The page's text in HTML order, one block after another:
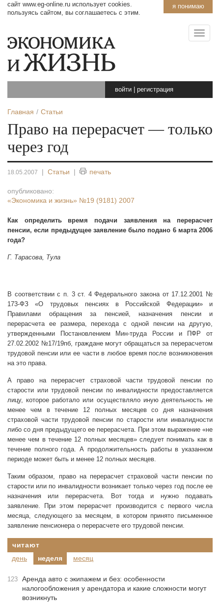
я понимаю
сайт www.eg-online.ru использует cookies.
пользуясь сайтом, вы соглашаетесь с этим.
войти регистрация
Главная Статьи
Право на перерасчет — только
через год
18.05.2007 | Статьи | печать
опубликовано:
«Экономика и жизнь» №19 (9181) 2007
Как определить время подачи заявления на перерасчет
пенсии, если предыдущее заявление было подано 6 марта 2006
года?
Г. Тарасова, Тула
В соответствии с п. 3 ст. 4 Федерального закона от 17.12.2001 №
173-ФЗ «О трудовых пенсиях в Российской Федерации» и
Правилами обращения за пенсией, назначения пенсии и
перерасчета ее размера, перехода с одной пенсии на другую,
утвержденными Постановлением Мин-труда России и ПФР от
27.02.2002 №17/19пб, граждане могут обращаться за перерасчетом
трудовой пенсии или ее части в любое время после возникновения
на это права.
А право на перерасчет страховой части трудовой пенсии по
старости или трудовой пенсии по инвалидности предоставляется
лицу, которое работало или осуществляло иную деятельность не
менее чем в течение 12 полных месяцев со дня назначения
страховой части трудовой пенсии по старости или инвалидности
либо со дня предыдущего ее перерасчета. При этом выражение «не
менее чем в течение 12 полных месяцев» следует понимать как в
течение полного года. А продолжительность работы в указанном
периоде может быть и менее 12 полных месяцев.
Таким образом, право на перерасчет страховой части пенсии по
старости или по инвалидности возникает только через год после ее
назначения или перерасчета. Вот тогда и нужно подавать
заявление. При этом перерасчет производится с первого числа
месяца, следующего за месяцем, в котором принято письменное
заявление пенсионера о перерасчете его трудовой пенсии.
читают
день
неделя месяц
123 Аренда авто с экипажем и без: особенности
налогообложения у арендатора и какие сложности могут
возникнуть